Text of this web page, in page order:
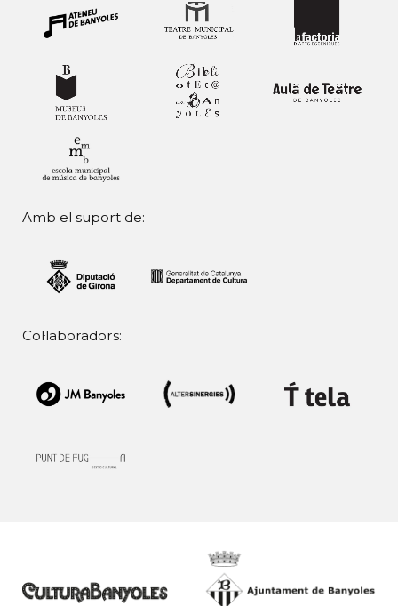
Amb el suport de:
Col·laboradors: